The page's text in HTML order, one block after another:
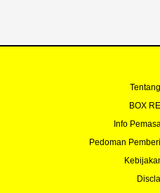
BOX
Info
Pedoman